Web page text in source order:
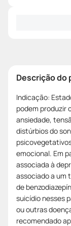
Descrição do
Indicação:
podem produzir
ansiedade,
distúrbios do
emocional. Em
associada à
associado a um
de
suicídio nesses
ou outras
recomendado